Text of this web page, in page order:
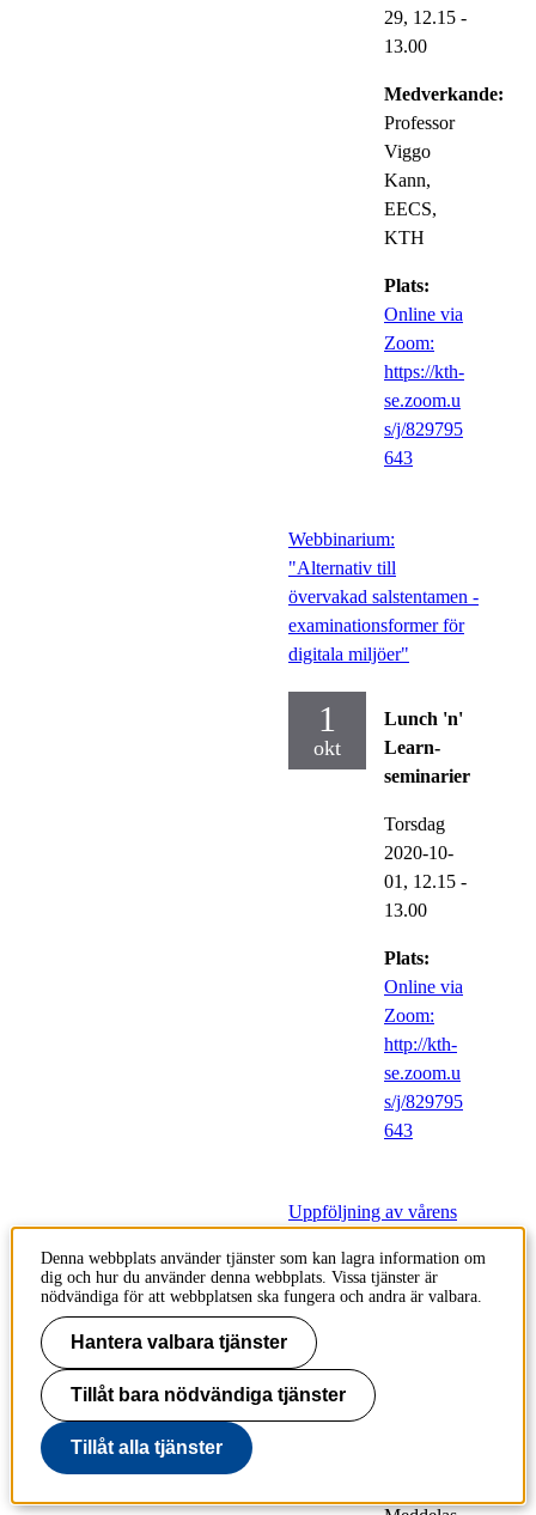
29, 12.15 -
13.00
Medverkande:
Professor
Viggo
Kann,
EECS,
KTH
Plats:
Online via
Zoom:
https://kth-
se.zoom.u
s/j/829795
643
Webbinarium:
"Alternativ till
övervakad salstentamen -
examinationsformer för
digitala miljöer"
1
okt
Lunch 'n'
Learn-
seminarier
Torsdag
2020-10-
01, 12.15 -
13.00
Plats:
Online via
Zoom:
http://kth-
se.zoom.u
s/j/829795
643
Uppföljning av vårens
2
okt
Nätverksträffar
Denna webbplats använder tjänster som kan lagra information om
dig och hur du använder denna webbplats. Vissa tjänster är
nödvändiga för att webbplatsen ska fungera och andra är valbara.
Hantera valbara tjänster
Tillåt bara nödvändiga tjänster
Tillåt alla tjänster